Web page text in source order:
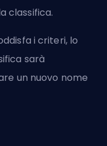
classifica.
i criteri, lo
sarà
un nuovo nome